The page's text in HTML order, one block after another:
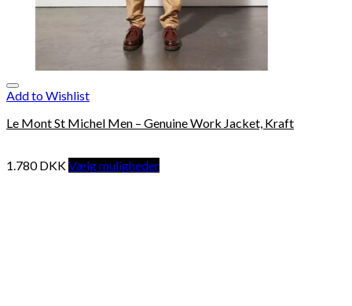
Add to Wishlist
Le Mont St Michel Men – Genuine Work Jacket, Kraft
1.780DKKVælg muligheder